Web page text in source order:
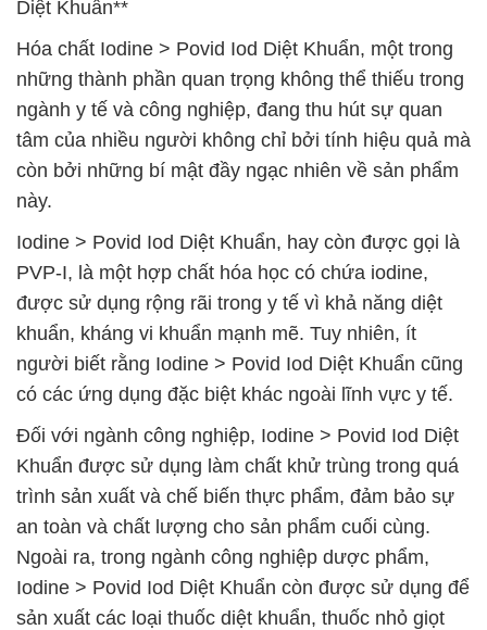
Diệt Khuẩn**
Hóa chất Iodine > Povid Iod Diệt Khuẩn, một trong
những thành phần quan trọng không thể thiếu trong
ngành y tế và công nghiệp, đang thu hút sự quan
tâm của nhiều người không chỉ bởi tính hiệu quả mà
còn bởi những bí mật đầy ngạc nhiên về sản phẩm
này.
Iodine > Povid Iod Diệt Khuẩn, hay còn được gọi là
PVP-I, là một hợp chất hóa học có chứa iodine,
được sử dụng rộng rãi trong y tế vì khả năng diệt
khuẩn, kháng vi khuẩn mạnh mẽ. Tuy nhiên, ít
người biết rằng Iodine > Povid Iod Diệt Khuẩn cũng
có các ứng dụng đặc biệt khác ngoài lĩnh vực y tế.
Đối với ngành công nghiệp, Iodine > Povid Iod Diệt
Khuẩn được sử dụng làm chất khử trùng trong quá
trình sản xuất và chế biến thực phẩm, đảm bảo sự
an toàn và chất lượng cho sản phẩm cuối cùng.
Ngoài ra, trong ngành công nghiệp dược phẩm,
Iodine > Povid Iod Diệt Khuẩn còn được sử dụng để
sản xuất các loại thuốc diệt khuẩn, thuốc nhỏ giọt